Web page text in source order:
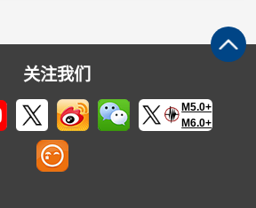
关注我们
M5.0+
M6.0+